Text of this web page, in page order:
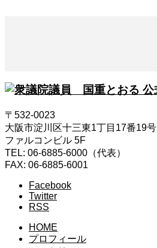
〒532-0023
大阪市淀川区十三東1丁目17番19号
ファルコンビル 5F
TEL: 06-6885-6000（代表）
FAX: 06-6885-6001
Facebook
Twitter
RSS
HOME
プロフィール